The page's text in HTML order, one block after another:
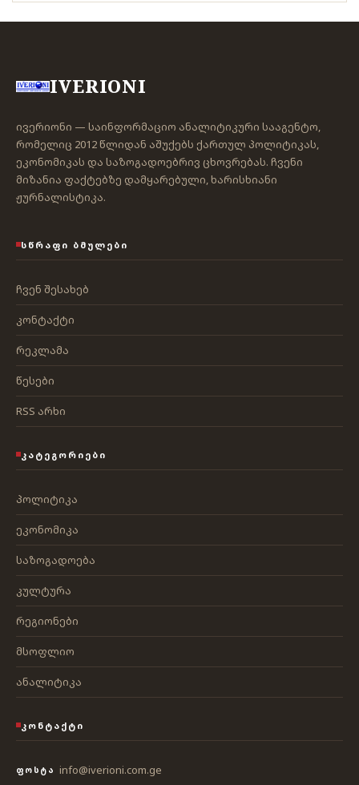
IVERIONI
ივერიონი — საინფორმაციო ანალიტიკური სააგენტო,
რომელიც 2012 წლიდან აშუქებს ქართულ პოლიტიკას,
ეკონომიკას და საზოგადოებრივ ცხოვრებას. ჩვენი
მიზანია ფაქტებზე დამყარებული, ხარისხიანი
ჟურნალისტიკა.
ᲡᲬᲠᲐᲤᲘ ᲑᲛᲣᲚᲔᲑᲘ
ჩვენ შესახებ
კონტაქტი
რეკლამა
წესები
RSS არხი
ᲙᲐᲢᲔᲒᲝᲠᲘᲔᲑᲘ
პოლიტიკა
ეკონომიკა
საზოგადოება
კულტურა
რეგიონები
მსოფლიო
ანალიტიკა
ᲙᲝᲜᲢᲐᲥᲢᲘ
ᲤᲝᲡᲢᲐ info@iverioni.com.ge